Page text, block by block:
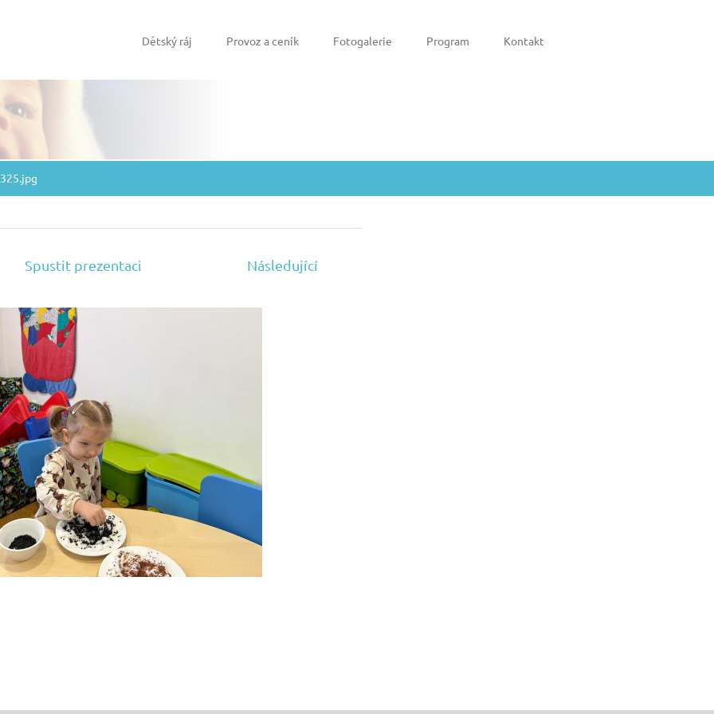
Dětský ráj Provoz a ceník Fotogalerie Program Kontakt
Spustit prezentaci Následující